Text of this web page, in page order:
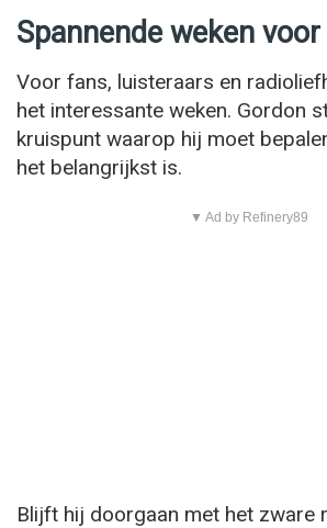
Spannende weken
Voor fans, luisteraars en
het interessante weken. Gordon
kruispunt waarop hij moet
het belangrijkst is.
▼ Ad by Refinery89
Blijft hij doorgaan met het zware